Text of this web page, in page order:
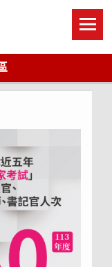
科技法律研究所